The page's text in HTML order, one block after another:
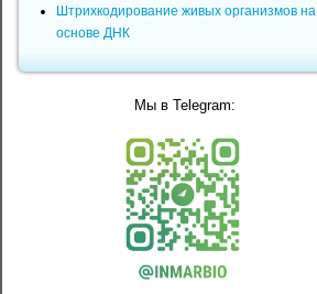
Штрихкодирование живых организмов на
основе ДНК
Мы в Telegram: